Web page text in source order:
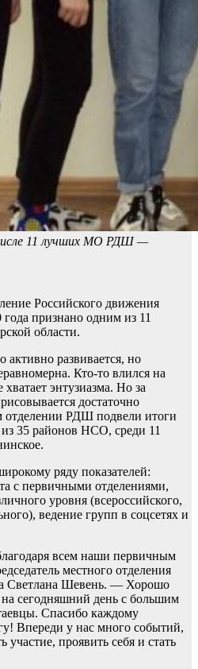
11 лучших МО РДШ —
Российского движения
признано одним из 11
области.
развивается, но
Кто-то влился на
энтузиазма. Но за
достаточно
отделении РДШ подвели итоги
35 районов НСО, среди 11
ряду показателей:
с первичными отделениями,
уровня (всероссийского,
ведение групп в соцсетях и
всем наши первичным
местного отделения
Светлана Шевень. — Хорошо
сегодняшний день с большим
Спасибо каждому
Впереди у нас много событий,
участие, проявить себя и стать